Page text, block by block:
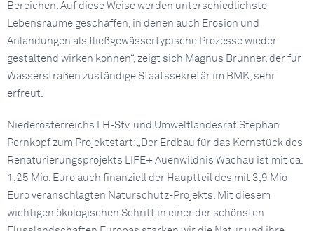
Bereichen. Auf diese Weise werden unterschiedlichste
Lebensräume geschaffen, in denen auch Erosion und
Anlandungen als fließgewässertypische Prozesse wieder
gestaltend wirken können“, zeigt sich Magnus Brunner, der für
Wasserstraßen zuständige Staatssekretär im BMK, sehr
erfreut.
Niederösterreichs LH-Stv. und Umweltlandesrat Stephan
Pernkopf zum Projektstart: „Der Erdbau für das Kernstück des
Renaturierungsprojekts LIFE+ Auenwildnis Wachau ist mit ca.
1,25 Mio. Euro auch finanziell der Hauptteil des mit 3,9 Mio
Euro veranschlagten Naturschutz-Projekts. Mit diesem
wichtigen ökologischen Schritt in einer der schönsten